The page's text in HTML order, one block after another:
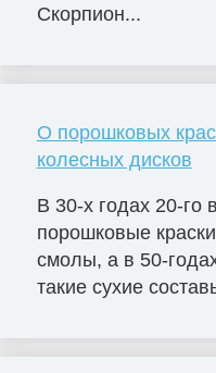
Скорпион...
О порошковых
колесных дисков
В 30-х годах 20-го
порошковые
смолы, а в 50-
такие сухие